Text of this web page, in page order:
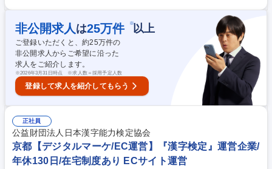
応 ●Webサイト更新・学内システムへのデータ登録 ●チームメンバー（期
間・パート・派遣）の進捗管理・教育 【仕事の魅力】単なる事務作業に留
まらず、学生一人ひとりの将来を支える実感を持てる業務です。管理業務
を通してリーダーシップも発揮できる環境です。 募集職種 10月入社【大
学の経済支援型奨学金事務】◆立命館100％出資/年間休日134日
非公開求人 は25万件 ※以上
ご登録いただくと、約25万件の
非公開求人からご希望に沿った
求人をご紹介します。
※2026年3月31日時点 ※求人数＝採用予定人数
登録して求人を紹介してもらう
正社員
公益財団法人日本漢字能力検定協会
京都【デジタルマーケ/EC運営】『漢字検定』運営企業/
年休130日/在宅制度あり ECサイト運営